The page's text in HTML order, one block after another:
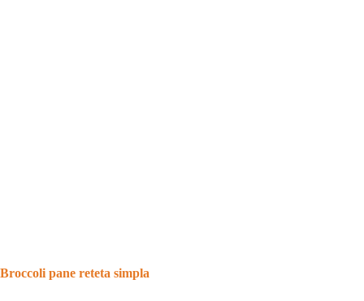
Broccoli pane reteta simpla